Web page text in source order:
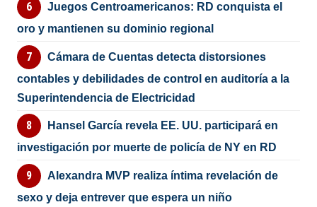
Juegos Centroamericanos: RD conquista el
oro y mantienen su dominio regional
Cámara de Cuentas detecta distorsiones
contables y debilidades de control en auditoría a la
Superintendencia de Electricidad
Hansel García revela EE. UU. participará en
investigación por muerte de policía de NY en RD
Alexandra MVP realiza íntima revelación de
sexo y deja entrever que espera un niño